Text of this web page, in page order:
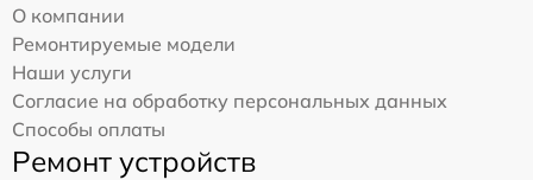
О компании
Ремонтируемые модели
Наши услуги
Согласие на обработку персональных данных
Способы оплаты
Ремонт устройств